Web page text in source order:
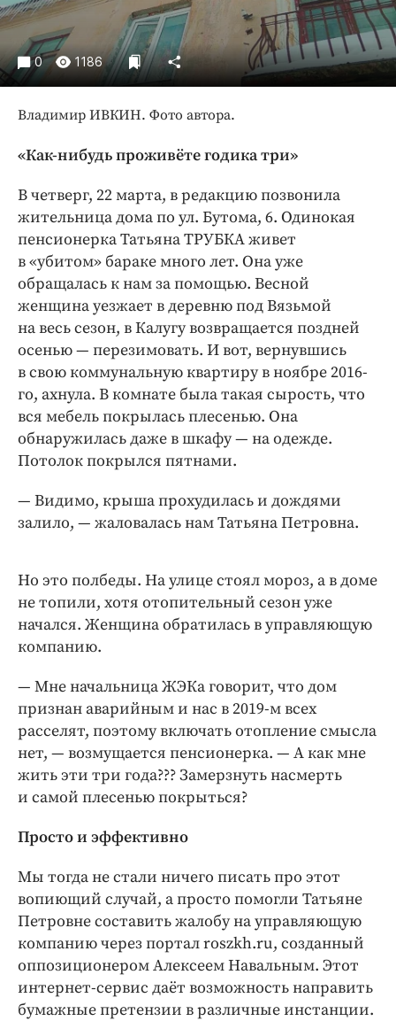
Происшествия
Спорт
Экономика и бизнес
ПРОЕКТЫ
Издания
Медиаперсона
Интересное чтиво
Клиника года
Бренд года
Работодатель года
0 1186
Владимир ИВКИН. Фото автора.
«Как-нибудь проживёте годика три»
В четверг, 22 марта, в редакцию позвонила
жительница дома по ул. Бутома, 6. Одинокая
пенсионерка Татьяна ТРУБКА живет
в «убитом» бараке много лет. Она уже
обращалась к нам за помощью. Весной
женщина уезжает в деревню под Вязьмой
на весь сезон, в Калугу возвращается поздней
осенью — ​перезимовать. И вот, вернувшись
в свою коммунальную квартиру в ноябре 2016-
го, ахнула. В комнате была такая сырость, что
вся мебель покрылась плесенью. Она
обнаружилась даже в шкафу — ​на одежде.
Потолок покрылся пятнами.
— Видимо, крыша прохудилась и дождями
залило, — ​жаловалась нам Татьяна Петровна.
Но это полбеды. На улице стоял мороз, а в доме
не топили, хотя отопительный сезон уже
начался. Женщина обратилась в управляющую
компанию.
— Мне начальница ЖЭКа говорит, что дом
признан аварийным и нас в 2019-м ­всех
расселят, поэтому включать отопление смысла
нет, — ​возмущается пенсио­нерка. — ​А как мне
жить эти три года??? Замерзнуть насмерть
и самой плесенью покрыться?
Просто и эффективно
Мы тогда не стали ничего писать про этот
вопиющий случай, а просто помогли Татьяне
Петровне составить жалобу на управляющую
компанию через портал roszkh.ru, созданный
оппозиционером Алексеем Навальным. Этот
интернет-сервис даёт возможность направить
бумажные претензии в различные инстанции.